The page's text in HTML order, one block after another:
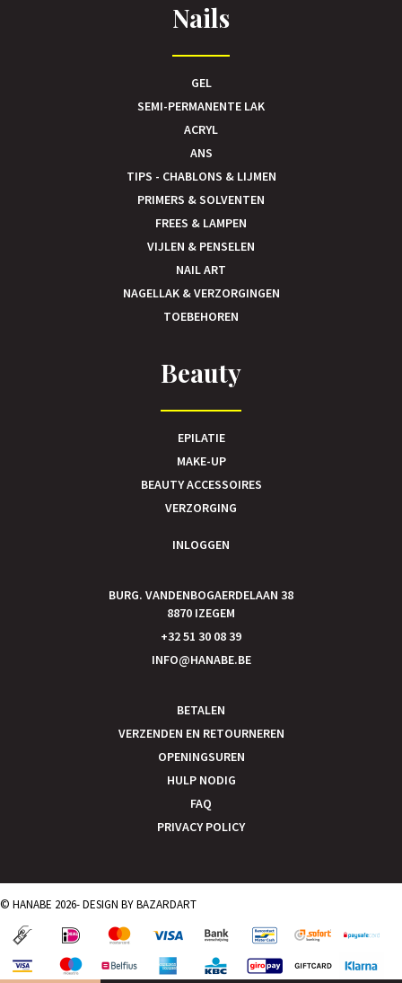
Nails
GEL
SEMI-PERMANENTE LAK
ACRYL
ANS
TIPS - CHABLONS & LIJMEN
PRIMERS & SOLVENTEN
FREES & LAMPEN
VIJLEN & PENSELEN
NAIL ART
NAGELLAK & VERZORGINGEN
TOEBEHOREN
Beauty
EPILATIE
MAKE-UP
BEAUTY ACCESSOIRES
VERZORGING
INLOGGEN
BURG. VANDENBOGAERDELAAN 38
8870 IZEGEM
+32 51 30 08 39
INFO@HANABE.BE
BETALEN
VERZENDEN EN RETOURNEREN
OPENINGSUREN
HULP NODIG
FAQ
PRIVACY POLICY
© HANABE 2026- DESIGN BYBAZARDART